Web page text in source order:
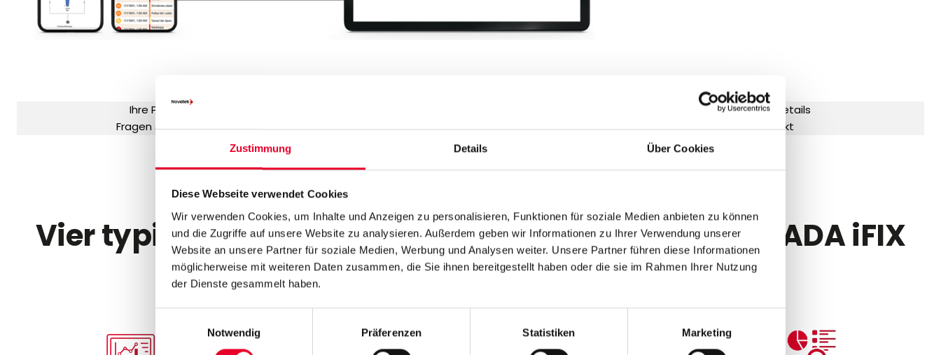
Zustimmung Details Über Cookies
Diese Webseite verwendet Cookies
Wir verwenden Cookies, um Inhalte und Anzeigen zu personalisieren, Funktionen für soziale Medien anbieten zu können
und die Zugriffe auf unsere Website zu analysieren. Außerdem geben wir Informationen zu Ihrer Verwendung unserer
Website an unsere Partner für soziale Medien, Werbung und Analysen weiter. Unsere Partner führen diese Informationen
möglicherweise mit weiteren Daten zusammen, die Sie ihnen bereitgestellt haben oder die sie im Rahmen Ihrer Nutzung
der Dienste gesammelt haben.
Notwendig
Präferenzen Statistiken Marketing
Ihre Probleme?
Produktdetails
Fragen & Antworten
Referenzen Kontakt
Vier typische Situationen, in denen Proficy HMI/SCADA iFIX
den Unterschied macht